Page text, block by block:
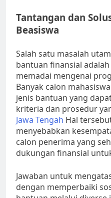
Tantangan dan
Beasiswa
Salah satu masalah
bantuan finansial
memadai mengenai
Banyak calon
jenis bantuan yang
kriteria dan prosedur
Jawa Tengah Hal
menyebabkan
calon penerima yang
dukungan finansial
Jawaban untuk
dengan memperbaiki